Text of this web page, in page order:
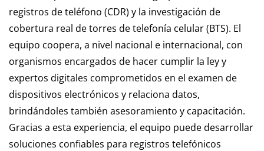
registros de teléfono (CDR) y la investigación de
cobertura real de torres de telefonía celular (BTS). El
equipo coopera, a nivel nacional e internacional, con
organismos encargados de hacer cumplir la ley y
expertos digitales comprometidos en el examen de
dispositivos electrónicos y relaciona datos,
brindándoles también asesoramiento y capacitación.
Gracias a esta experiencia, el equipo puede desarrollar
soluciones confiables para registros telefónicos